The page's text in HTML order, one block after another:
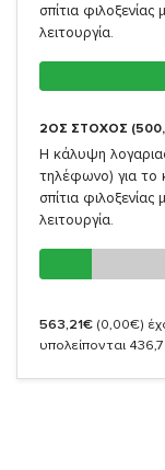
σπίτια φιλοξενίας
λειτουργία.
2ΟΣ ΣΤΟΧΟΣ
Η κάλυψη
τηλέφωνο) για το
σπίτια φιλοξενίας
λειτουργία.
563,21€ (0,00€)
υπολείπονται